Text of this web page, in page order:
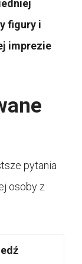
figury i
imprezie
pytania
osoby z